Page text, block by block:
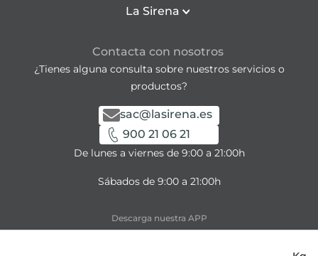
La Sirena
Contacta con nosotros
¿Tienes alguna consulta sobre nuestros servicios o
productos?
sac@lasirena.es
900 21 06 21
De lunes a viernes de 9:00 a 21:00h
Sábados de 9:00 a 21:00h
Descarga nuestra APP